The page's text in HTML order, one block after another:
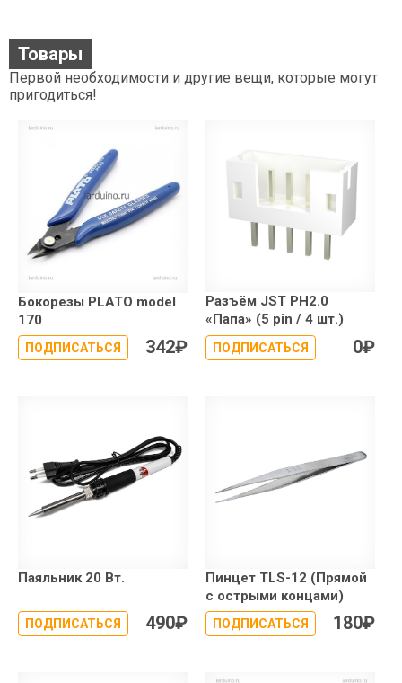
Товары
Первой необходимости и другие вещи, которые могут
пригодиться!
Бокорезы PLATO model
170
ПОДПИСАТЬСЯ 342₽
Разъём JST PH2.0
«Папа» (5 pin / 4 шт.)
ПОДПИСАТЬСЯ 0₽
Паяльник 20 Вт.
ПОДПИСАТЬСЯ 490₽
Пинцет TLS-12 (Прямой
с острыми концами)
ПОДПИСАТЬСЯ 180₽